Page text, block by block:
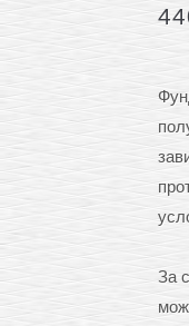
За